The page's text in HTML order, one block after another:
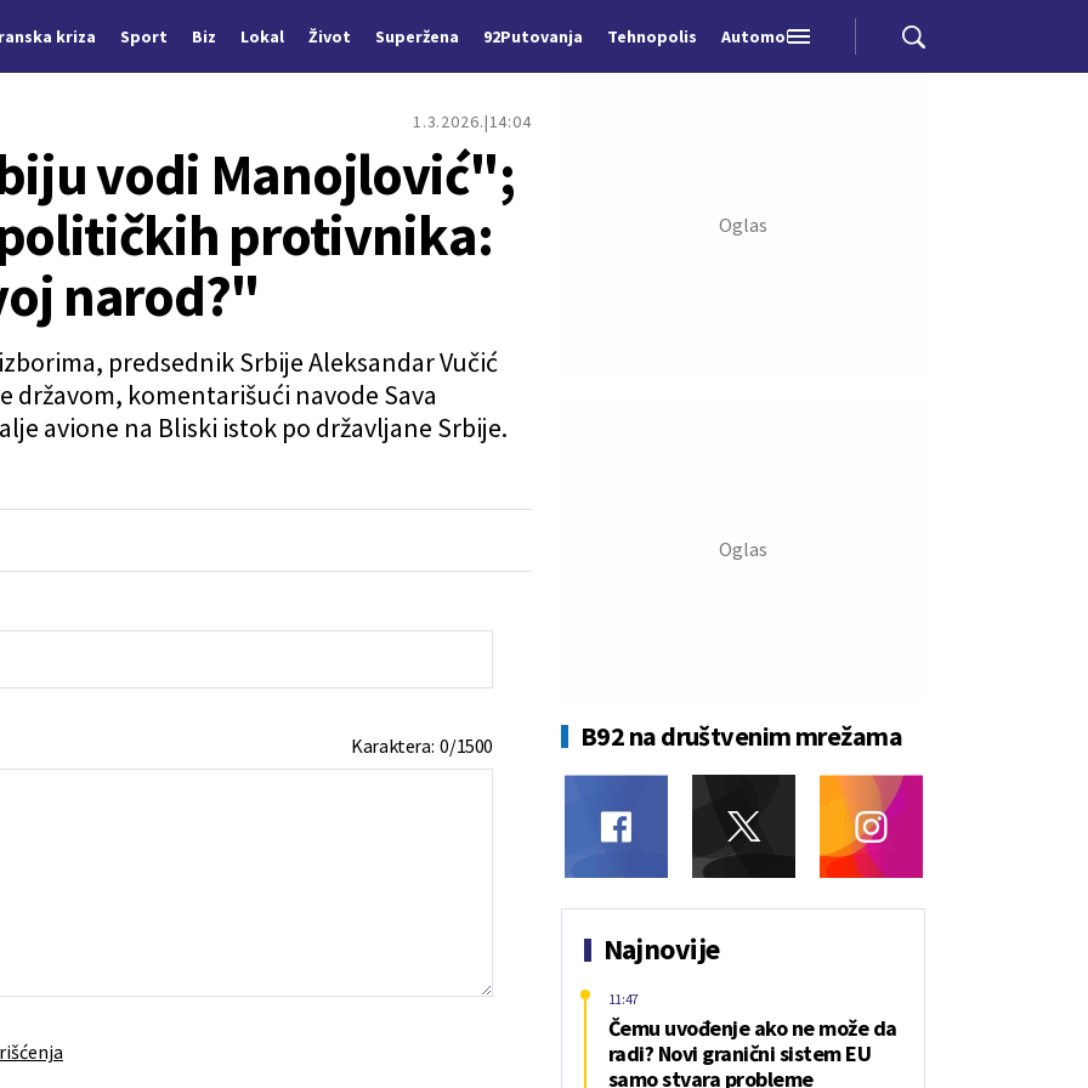
kriza Sport Biz Lokal Život Superžena 92Putovanja Tehnopolis Automobili
1.3.2026. 14:04
vodi Manojlović";
protivnika:
narod?"
predsednik Srbije Aleksandar Vučić
državom, komentarišući navode Sava
avione na Bliski istok po državljane Srbije.
Karaktera:0/1500 B92 na društvenim mrežama
Najnovije
Čemu uvođenje ako ne može da
radi? Novi granični sistem EU
samo stvara probleme
11:47